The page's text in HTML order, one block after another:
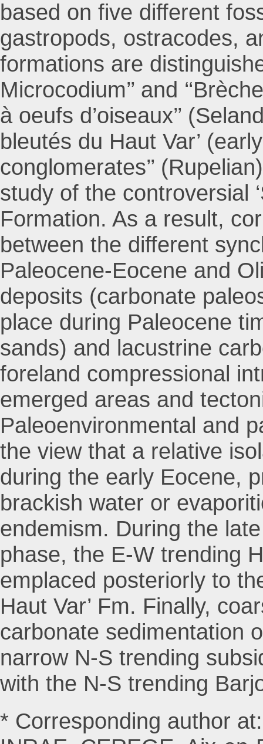
based on five different
gastropods, ostracodes,
formations are
Microcodium’’ and
à oeufs d’oiseaux’’
bleutés du Haut Var’
conglomerates’’
study of the controversial
Formation. As a result,
between the different
Paleocene-Eocene and
deposits (carbonate
place during Paleocene
sands) and lacustrine
foreland compressional
emerged areas and
Paleoenvironmental and
the view that a relative
during the early Eocene,
brackish water or
endemism. During the
phase, the E-W trending
emplaced posteriorly to
Haut Var’ Fm. Finally,
carbonate sedimentation
narrow N-S trending
with the N-S trending
* Corresponding author